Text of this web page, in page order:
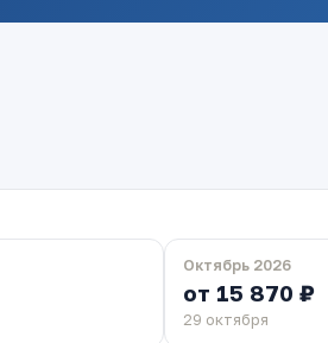
Октябрь 2026
от 15 870 ₽
29 октября